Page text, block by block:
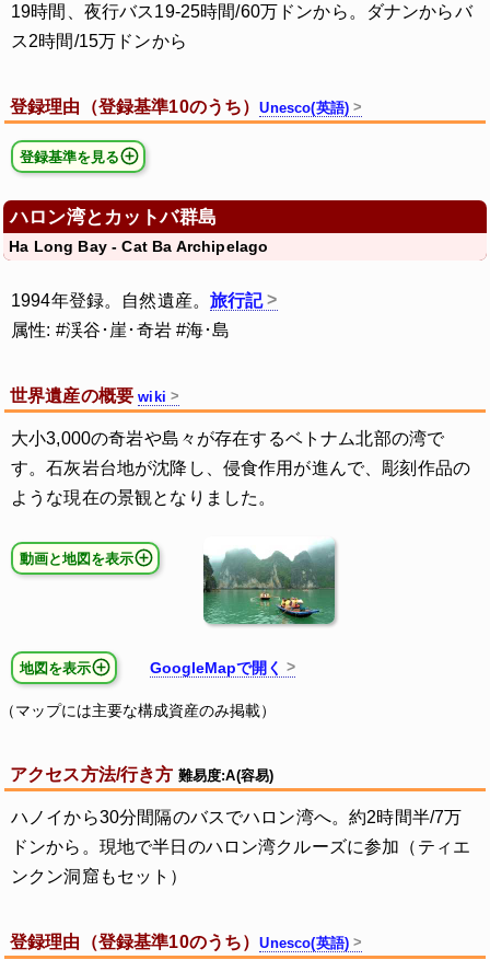
19時間、夜行バス19-25時間/60万ドンから。ダナンからバ
ス2時間/15万ドンから
登録理由（登録基準10のうち）Unesco(英語)
登録基準を見る
ハロン湾とカットバ群島
Ha Long Bay - Cat Ba Archipelago
1994年登録。自然遺産。旅行記
属性: #渓谷･崖･奇岩 #海･島
世界遺産の概要wiki
大小3,000の奇岩や島々が存在するベトナム北部の湾で
す。石灰岩台地が沈降し、侵食作用が進んで、彫刻作品の
ような現在の景観となりました。
動画と地図を表示
地図を表示 GoogleMapで開く
（マップには主要な構成資産のみ掲載）
アクセス方法/行き方 難易度:A(容易)
ハノイから30分間隔のバスでハロン湾へ。約2時間半/7万
ドンから。現地で半日のハロン湾クルーズに参加（ティエ
ンクン洞窟もセット）
登録理由（登録基準10のうち）Unesco(英語)